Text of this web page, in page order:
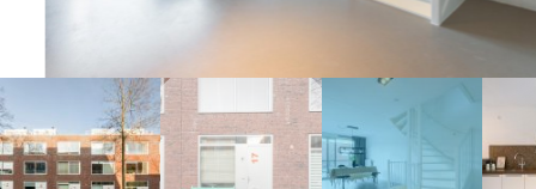
Austriastraat 17 – Foto 33